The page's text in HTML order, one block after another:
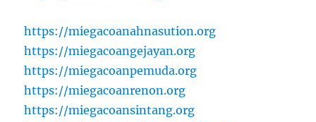
https://miegacoanahnasution.org
https://miegacoangejayan.org
https://miegacoanpemuda.org
https://miegacoanrenon.org
https://miegacoansintang.org